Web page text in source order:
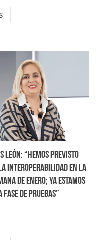
León: “Hemos previsto
interoperabilidad en la
de enero; ya estamos
de pruebas”